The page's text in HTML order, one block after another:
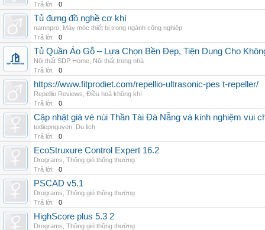
Trả lời:
0
Tủ đựng đồ nghề cơ khí
namnpro Máy móc thiết bị trong ngành công nghiệp
Trả lời:
0
Tủ Quần Áo Gỗ – Lựa Chọn Bền Đẹp, Tiện Dụng Cho
Nội thất SDP Home Nội thất trong nhà
Trả lời:
0
https://www.fitprodiet.com/repellio-ultrasonic-pes t-repeller/
Repellio Reviews Điều hoà không khí
Trả lời:
0
Cập nhật giá vé núi Thần Tài Đà Nẵng và kinh nghiệm vui
todiepnguyen Du lịch
Trả lời:
0
EcoStruxure Control Expert 16.2
Drograms Thông gió thông thường
Trả lời:
0
PSCAD v5.1
Drograms Thông gió thông thường
Trả lời:
0
HighScore plus 5.3 2
Drograms Thông gió thông thường